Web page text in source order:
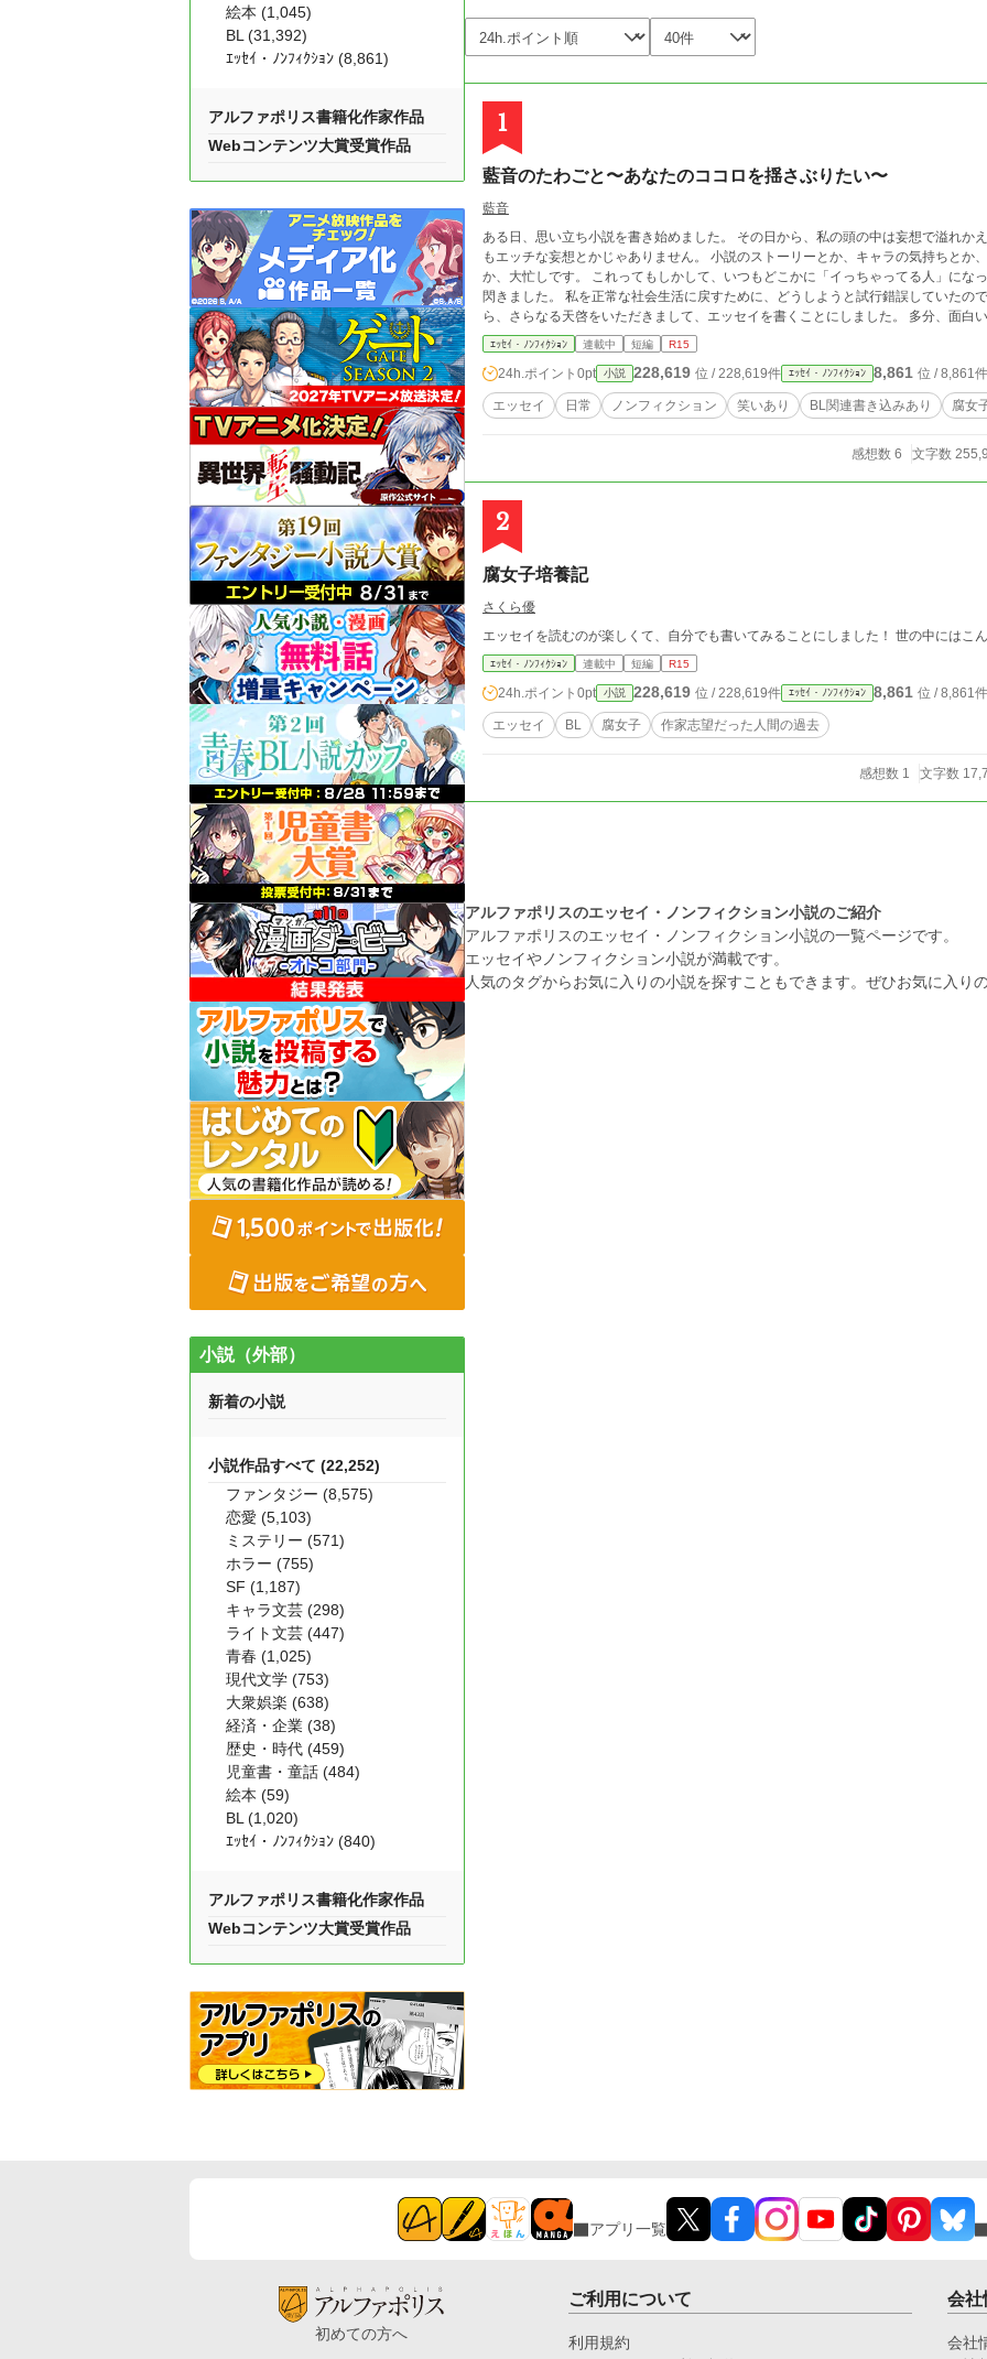
1
藍音のたわごと〜あなたのココロを揺さぶりたい〜
藍音
ある日、思い立ち小説を書き始めました。 その日から、私の頭の中は妄想で溢れかえり、大渋滞になっています。 ちなみにひとっつ
もエッチな妄想とかじゃありません。 小説のストーリーとか、キャラの気持ちとか
か、大忙しです。 これってもしかして、いつもどこかに「イっちゃってる人」になってしまったのではないか？と突然天啓のように
閃きました。 私を正常な社会生活に戻すために、どうしようと試行錯誤していたのですが、女神様（コメントをくださる読者様）か
ら、さらなる天啓をいただきまして、エッセイを書くことにしました。 多分、面白いと思います。（趣味の校正作業を進めている時
に、私は大笑いしました） そして、時々真面目だったりします。 タイトルに（わ）
に考えましたが、そんな作品見たことないのでやめました。 一応、1話完結の形を取っていますので、好きなところから読んでいただ
いて大丈
ｴｯｾｲ・ﾉﾝﾌｨｸｼｮﾝ 連載中 短編 R15
24h.ポイント 0pt 小説 228,619 位 / 228,619件 ｴｯｾｲ・ﾉﾝﾌｨｸｼｮﾝ 8,861 位 / 8,861件
エッセイ 日常 ノンフィクション 笑いあり BL関連書き込みあり 腐女
感想数 6 文字数
2
腐女子培養記
さくら優
エッセイを読むのが楽しくて、自分でも書いてみることにしました！ 世の中にはこ
ｴｯｾｲ・ﾉﾝﾌｨｸｼｮﾝ 連載中 短編 R15
24h.ポイント 0pt 小説 228,619 位 / 228,619件 ｴｯｾｲ・ﾉﾝﾌｨｸｼｮﾝ 8,861 位 / 8,861件
エッセイ BL 腐女子 作家志望だった人間の過去
感想数 1 文字数
アルファポリスのエッセイ・ノンフィクション小説のご紹介
アルファポリスのエッセイ・ノンフィクション小説の一覧ページです。
エッセイやノンフィクション小説が満載です。
人気のタグからお気に入りの小説を探すこともできます。ぜひお気に入り
絵本 (1,045)
BL (31,392)
ｴｯｾｲ・ﾉﾝﾌｨｸｼｮﾝ (8,861)
アルファポリス書籍化作家作品
Webコンテンツ大賞受賞作品
小説（外部）
新着の小説
小説作品すべて (22,252)
ファンタジー (8,575)
恋愛 (5,103)
ミステリー (571)
ホラー (755)
SF (1,187)
キャラ文芸 (298)
ライト文芸 (447)
青春 (1,025)
現代文学 (753)
大衆娯楽 (638)
経済・企業 (38)
歴史・時代 (459)
児童書・童話 (484)
絵本 (59)
BL (1,020)
ｴｯｾｲ・ﾉﾝﾌｨｸｼｮﾝ (840)
アルファポリス書籍化作家作品
Webコンテンツ大賞受賞作品
アプリ一覧
初めての方へ
ご利用について
利用規約
会社
会社